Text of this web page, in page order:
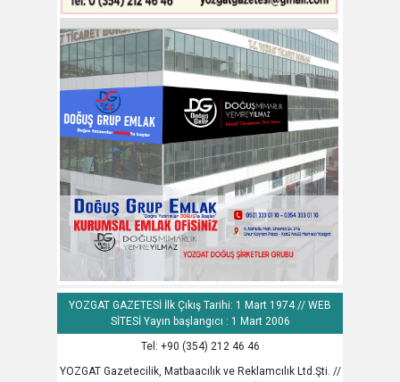
YOZGAT GAZETESİ İlk Çıkış Tarihi: 1 Mart 1974 // WEB
SİTESİ Yayın başlangıcı : 1 Mart 2006
Tel: +90 (354) 212 46 46
YOZGAT Gazetecilik, Matbaacılık ve Reklamcılık Ltd.Şti. //